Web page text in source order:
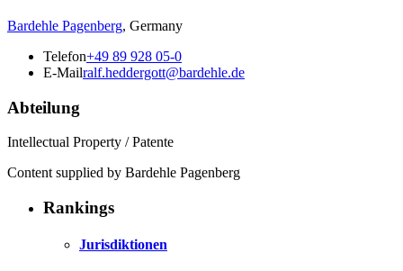
Bardehle Pagenberg, Germany
Telefon+49 89 928 05-0
E-Mailralf.heddergott@bardehle.de
Abteilung
Intellectual Property / Patente
Content supplied by Bardehle Pagenberg
Rankings
Jurisdiktionen